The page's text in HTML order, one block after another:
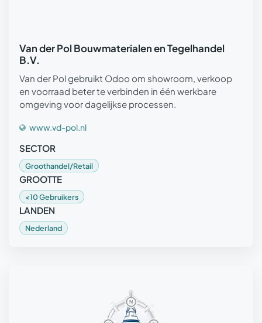
Van der Pol Bouwmaterialen en Tegelhandel
B.V.
Van der Pol gebruikt Odoo om showroom, verkoop
en voorraad beter te verbinden in één werkbare
omgeving voor dagelijkse processen.
www.vd-pol.nl
SECTOR
Groothandel/Retail
GROOTTE
<10 Gebruikers
LANDEN
Nederland